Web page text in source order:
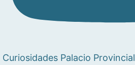
Curiosidades Palacio Provincial